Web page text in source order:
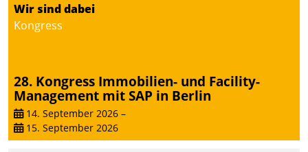
Wir sind dabei
Kongress
28. Kongress Immobilien- und Facility-
Management mit SAP in Berlin
14. September 2026 –
15. September 2026